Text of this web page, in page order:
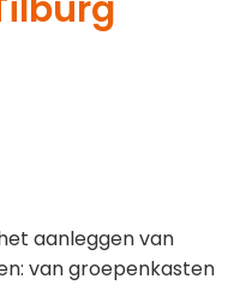
aanleggen van
van groepenkasten